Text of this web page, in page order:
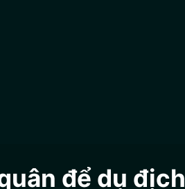
để dụ địch